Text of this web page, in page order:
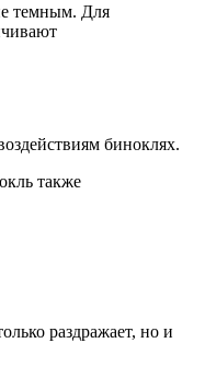
биноклях.
также